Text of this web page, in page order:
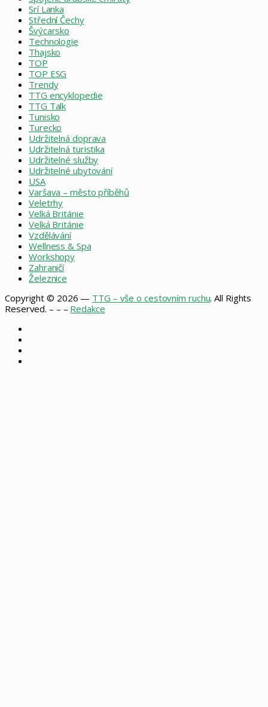
Srí Lanka
Střední Čechy
Švýcarsko
Technologie
Thajsko
TOP
TOP ESG
Trendy
TTG encyklopedie
TTG Talk
Tunisko
Turecko
Udržitelná doprava
Udržitelná turistika
Udržitelné služby
Udržitelné ubytování
USA
Varšava – město příběhů
Veletrhy
Velká Británie
Velká Británie
Vzdělávání
Wellness & Spa
Workshopy
Zahraničí
Železnice
Copyright © 2026 — TTG – vše o cestovním ruchu. All Rights
Reserved. – – – Redakce